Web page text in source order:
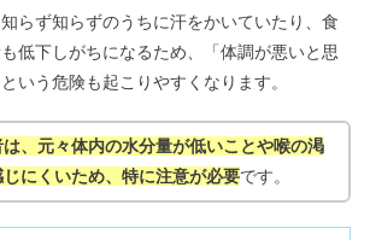
らず知らずのうちに汗をかいていたり、食
低下しがちになるため、「体調が悪いと思
いう危険も起こりやすくなります。
、元々体内の水分量が低いことや喉の渇
じにくいため、特に注意が必要です。